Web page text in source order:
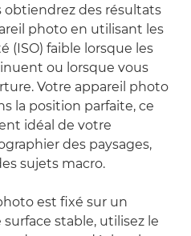
obtiendrez des résultats
photo en utilisant les
(ISO) faible lorsque les
ou lorsque vous
Votre appareil photo
la position parfaite, ce
idéal de votre
des paysages,
sujets macro.
est fixé sur un
stable, utilisez le